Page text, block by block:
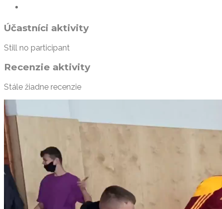
Účastníci aktivity
Still no participant
Recenzie aktivity
Stále žiadne recenzie